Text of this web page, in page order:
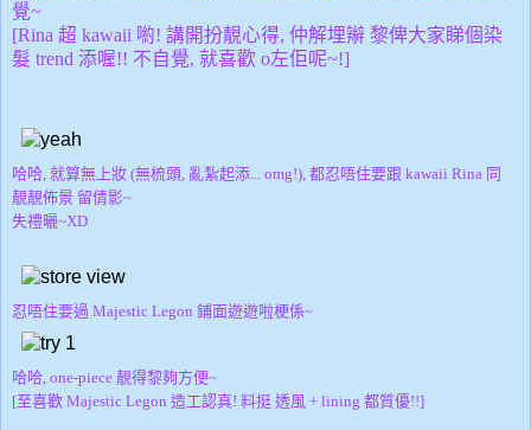
覺~
[Rina 超 kawaii 喲! 講開扮靚心得, 仲解埋辮 黎俾大家睇個染
髮 trend 添喔!! 不自覺, 就喜歡 o左佢呢~!]
哈哈, 就算無上妝 (無梳頭, 亂紮起添... omg!), 都忍唔住要跟 kawaii Rina 同
靚靚佈景 留倩影~
失禮曬~XD
忍唔住要過 Majestic Legon 鋪面遊遊啦梗係~
哈哈, one-piece 靚得黎夠方便~
[至喜歡 Majestic Legon 造工認真! 料挺 透風 + lining 都質優!!]